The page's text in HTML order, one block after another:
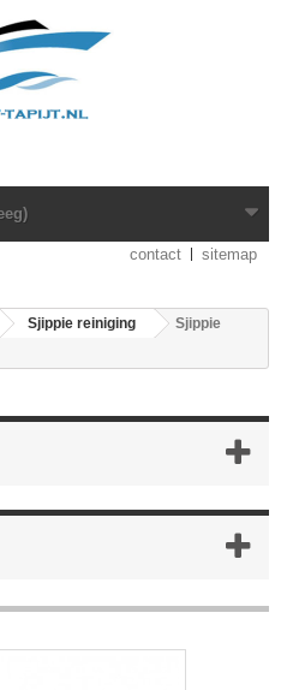
contact sitemap
Sjippie reiniging
Sjippie